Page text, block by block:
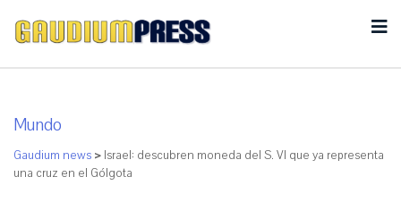
Mundo
Gaudium news > Israel: descubren moneda del S. VI que ya representa
una cruz en el Gólgota